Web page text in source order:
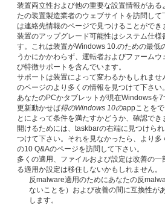
装置両立性および他の重要な設置情報があ
たの装置製造業者のウェブサイトを訪問し
は連絡先情報のページで見つけることができ
装置のアップグレード可能性はシステム仕様
す。これは装置がWindows 10.のための最低
うかにかかわらず、運転者およびファーム
び特徴サポートを含んでいます。
サポートは装置によって変わるかもしれま
のページのより多くの情報を見つけて下さい。
あなたのPCかタブレットが現在Windowsを
更新動かせば得のWindows 10のappことを
とによって条件を満たすかどうか、確認でき
開けるためには、taskbarの右端に見つけら
つけて下さい。それを見なかったら、より
の10 Q&Aのページを訪問して下さい。
多くの適用、ファイルおよび設定は改善の
る適用か設定は移住しないかもしれません。
反malware適用のためにあなたの反
ないことを）および改善の間に互換性が
します。